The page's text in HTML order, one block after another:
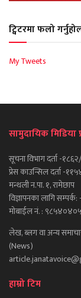
ट्विटरमा फलो
My Tweets
सामुदायिक मिडिया
सूचना विभाग दर्ता -
प्रेस काउन्सिल दर्ता -
मन्थली न.पा. १, रामेछाप
विज्ञापनका लागि
मोबाईल नं. :
लेख, ब्लग वा अन्य
(News)
हाम्रो टिम